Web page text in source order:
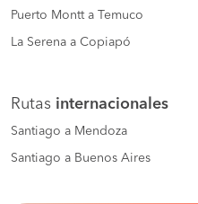
Puerto Montt a Temuco
La Serena a Copiapó
Rutas internacionales
Santiago a Mendoza
Santiago a Buenos Aires